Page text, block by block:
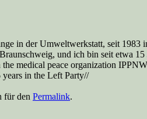
in der Umweltwerkstatt, seit
und ich bin seit etwa
medical peace organization
in the Left Party//
für den Permalink.